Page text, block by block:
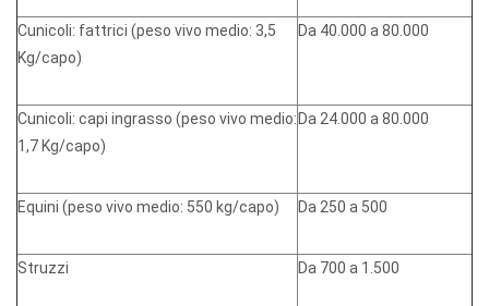
Cunicoli: fattrici (peso vivo medio: 3,5
Kg/capo)
Da 40.000 a 80.000
Cunicoli: capi ingrasso (peso vivo medio:
1,7 Kg/capo)
Da 24.000 a 80.000
Equini (peso vivo medio: 550 kg/capo) Da 250 a 500
Struzzi Da 700 a 1.500